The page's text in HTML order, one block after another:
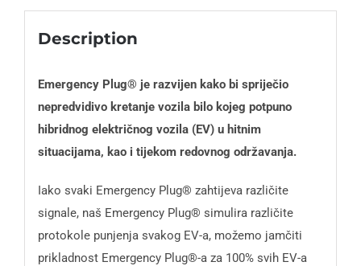
Description
Emergency Plug® je razvijen kako bi spriječio
nepredvidivo kretanje vozila bilo kojeg potpuno
hibridnog električnog vozila (EV) u hitnim
situacijama, kao i tijekom redovnog održavanja.
Iako svaki Emergency Plug® zahtijeva različite
signale, naš Emergency Plug® simulira različite
protokole punjenja svakog EV-a, možemo jamčiti
prikladnost Emergency Plug®-a za 100% svih EV-a